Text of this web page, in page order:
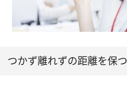
つかず離れずの距離を保つ